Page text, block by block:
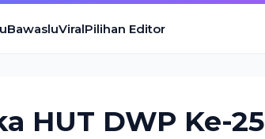
BawasluViralPilihan Editor
HUT DWP Ke-25